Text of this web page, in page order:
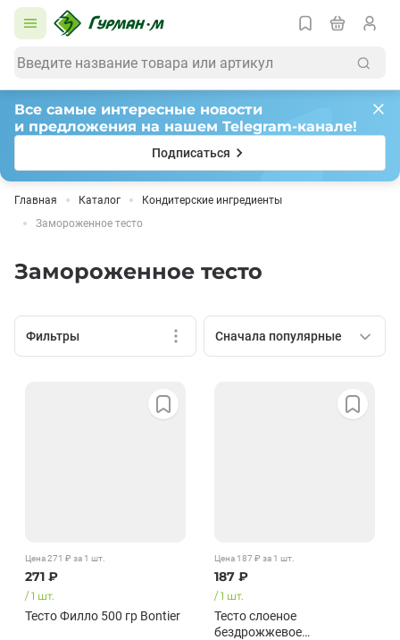
Все самые интересные новости
и предложения на нашем Telegram-канале!
Подписаться
Главная Каталог
Кондитерские ингредиенты
Замороженное тесто
Замороженное тесто
Фильтры Сначала популярные
Цена271 ₽ за 1 шт.
271 ₽
/1 шт.
Тесто Филло 500 гр Bontier
Цена 187 ₽ за 1 шт.
187 ₽
/1 шт.
Тесто слоеное
бездрожжевое